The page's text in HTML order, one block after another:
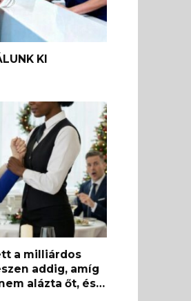
KI
a milliárdos
addig, amíg
alázta őt, és…